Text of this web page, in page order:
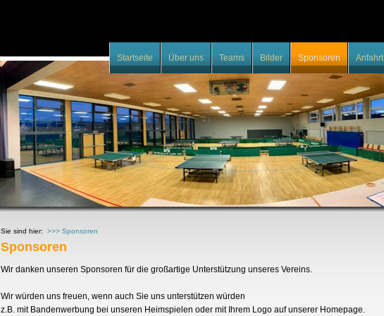
Startseite Über uns Teams Bilder Sponsoren Anfahrt
Sie sind hier: >>> Sponsoren
Sponsoren
Wir danken unseren Sponsoren für die großartige Unterstützung unseres Vereins.
Wir würden uns freuen, wenn auch Sie uns unterstützen würden
z.B. mit Bandenwerbung bei unseren Heimspielen oder mit Ihrem Logo auf unserer Homepage.